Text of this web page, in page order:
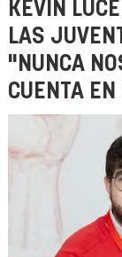
KEVIN
LAS
"NUNCA
CUENTA